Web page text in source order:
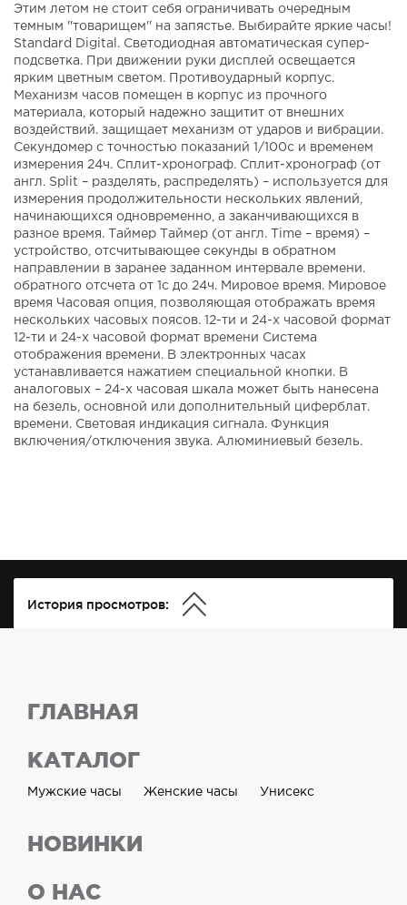
Этим летом не стоит себя ограничивать очередным
темным ''товарищем'' на запястье. Выбирайте яркие часы!
Standard Digital. Светодиодная автоматическая супер-
подсветка. При движении руки дисплей освещается
ярким цветным светом. Противоударный корпус.
Механизм часов помещен в корпус из прочного
материала, который надежно защитит от внешних
воздействий. защищает механизм от ударов и вибрации.
Секундомер с точностью показаний 1/100с и временем
измерения 24ч. Сплит-хронограф. Сплит-хронограф (от
англ. Split – разделять, распределять) – используется для
измерения продолжительности нескольких явлений,
начинающихся одновременно, а заканчивающихся в
разное время. Таймер Таймер (от англ. Time – время) –
устройство, отсчитывающее секунды в обратном
направлении в заранее заданном интервале времени.
обратного отсчета от 1с до 24ч. Мировое время. Мировое
время Часовая опция, позволяющая отображать время
нескольких часовых поясов. 12-ти и 24-х часовой формат
12-ти и 24-х часовой формат времени Система
отображения времени. В электронных часах
устанавливается нажатием специальной кнопки. В
аналоговых – 24-х часовая шкала может быть нанесена
на безель, основной или дополнительный циферблат.
времени. Световая индикация сигнала. Функция
включения/отключения звука. Алюминиевый безель.
История просмотров:
ГЛАВНАЯ
КАТАЛОГ
Мужские часы Женские часы Унисекс
НОВИНКИ
О НАС